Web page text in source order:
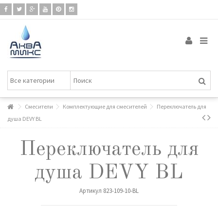
Смесители Комплектующие для смесителей
Переключатель для
душа DEVY BL
Переключатель для
душа DEVY BL
Артикул 823-109-10-BL